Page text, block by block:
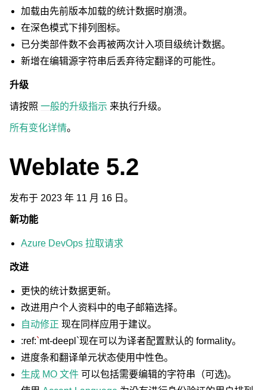
加载由先前版本加载的统计数据时崩溃。
在深色模式下排列图标。
已分类部件数不会再被两次计入项目级统计数据。
新增在编辑源字符串后丢弃待定翻译的可能性。
升级
请按照 一般的升级指示 来执行升级。
所有变化详情。
Weblate 5.2
发布于 2023 年 11 月 16 日。
新功能
Azure DevOps 拉取请求
改进
更快的统计数据更新。
改进用户个人资料中的电子邮箱选择。
自动修正 现在同样应用于建议。
:ref:`mt-deepl`现在可以为译者配置默认的 formality。
进度条和翻译单元状态使用中性色。
生成 MO 文件 可以包括需要编辑的字符串（可选)。